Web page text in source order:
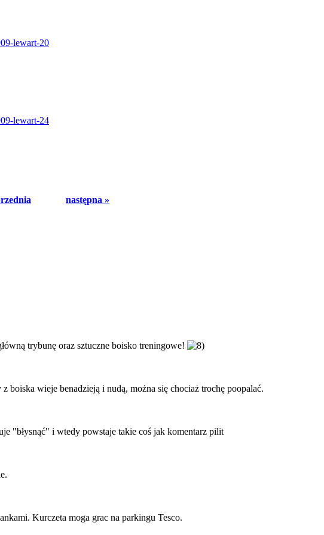
następna »
trybunę oraz sztuczne boisko treningowe!
boiska wieje benadzieją i nudą, można się chociaż trochę poopalać.
"błysnąć" i wtedy powstaje takie coś jak komentarz pilit
Kurczeta moga grac na parkingu Tesco.